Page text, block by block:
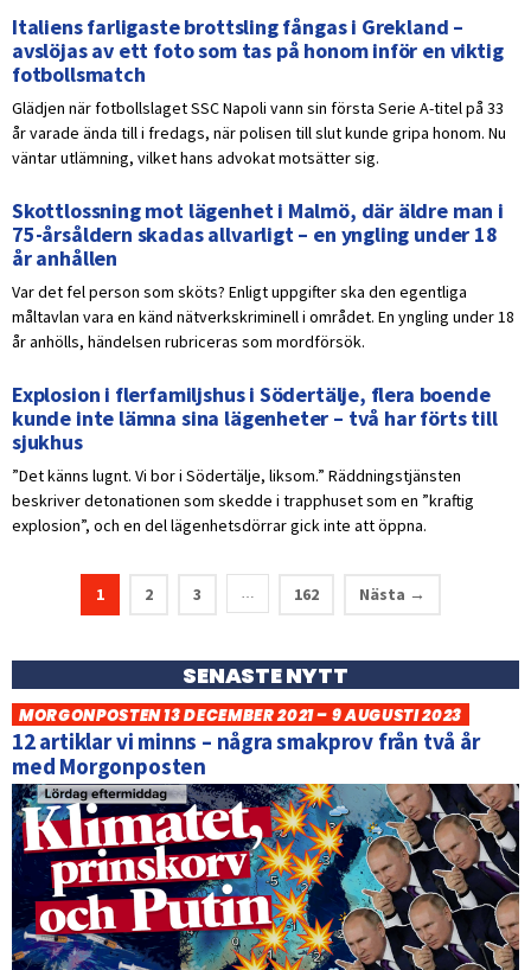
Italiens farligaste brottsling fångas i Grekland –
avslöjas av ett foto som tas på honom inför en viktig
fotbollsmatch
Glädjen när fotbollslaget SSC Napoli vann sin första Serie A-titel på 33
år varade ända till i fredags, när polisen till slut kunde gripa honom. Nu
väntar utlämning, vilket hans advokat motsätter sig.
Skottlossning mot lägenhet i Malmö, där äldre man i
75-årsåldern skadas allvarligt – en yngling under 18
år anhållen
Var det fel person som sköts? Enligt uppgifter ska den egentliga
måltavlan vara en känd nätverkskriminell i området. En yngling under 18
år anhölls, händelsen rubriceras som mordförsök.
Explosion i flerfamiljshus i Södertälje, flera boende
kunde inte lämna sina lägenheter – två har förts till
sjukhus
”Det känns lugnt. Vi bor i Södertälje, liksom.” Räddningstjänsten
beskriver detonationen som skedde i trapphuset som en ”kraftig
explosion”, och en del lägenhetsdörrar gick inte att öppna.
1 2 3 … 162 Nästa →
SENASTE NYTT
MORGONPOSTEN 13 DECEMBER 2021 – 9 AUGUSTI 2023
12 artiklar vi minns – några smakprov från två år
med Morgonposten